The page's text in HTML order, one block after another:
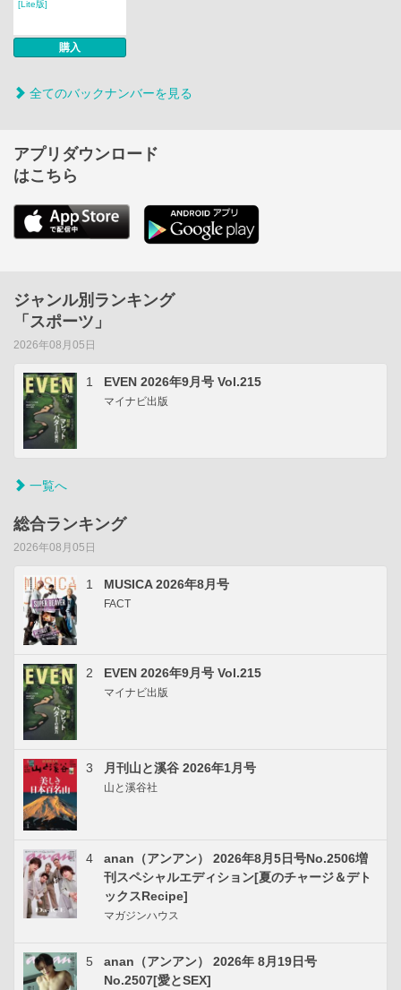
[Lite版]
購入
全てのバックナンバーを見る
アプリダウンロード
はこちら
ジャンル別ランキング
「スポーツ」
2026年08月05日
1 EVEN 2026年9月号 Vol.215
マイナビ出版
一覧へ
総合ランキング
2026年08月05日
1 MUSICA 2026年8月号
FACT
2 EVEN 2026年9月号 Vol.215
マイナビ出版
3 月刊山と溪谷 2026年1月号
山と溪谷社
4
anan（アンアン） 2026年8月5日号No.2506増
刊スペシャルエディション[夏のチャージ＆デト
ックスRecipe]
マガジンハウス
5
anan（アンアン） 2026年 8月19日号
No.2507[愛とSEX]